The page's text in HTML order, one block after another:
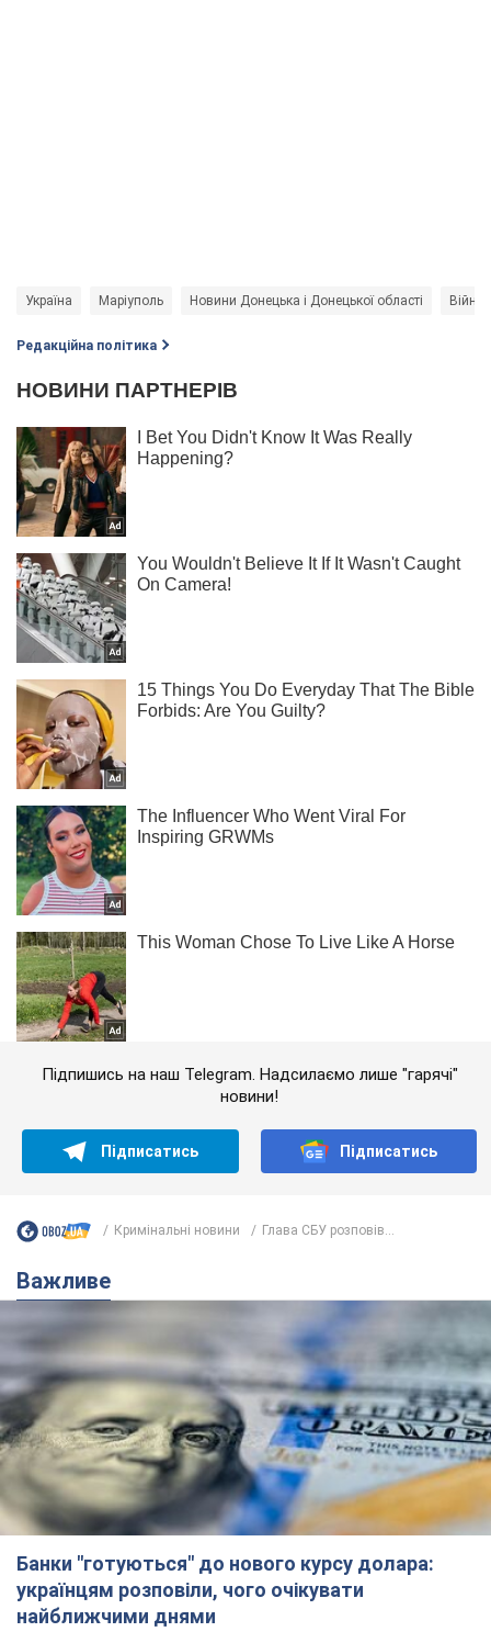
Україна Маріуполь Новини Донецька і Донецької області Війна
Редакційна політика
Підпишись на наш Telegram. Надсилаємо лише "гарячі"
новини!
Підписатись Підписатись
Кримінальні новини Глава СБУ розповів...
Важливе
Банки "готуються" до нового курсу долара:
українцям розповіли, чого очікувати
найближчими днями